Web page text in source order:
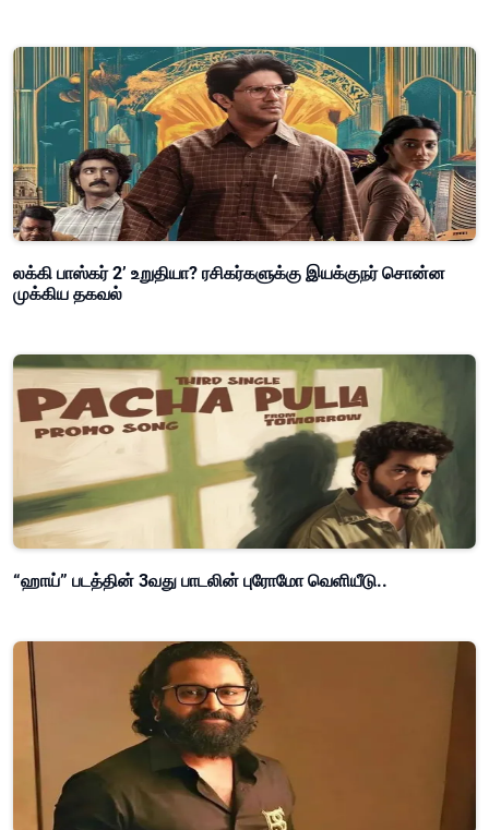
லக்கி பாஸ்கர் 2’ உறுதியா? ரசிகர்களுக்கு இயக்குநர் சொன்ன
முக்கிய தகவல்
“ஹாய்” படத்தின் 3வது பாடலின் புரோமோ வெளியீடு..